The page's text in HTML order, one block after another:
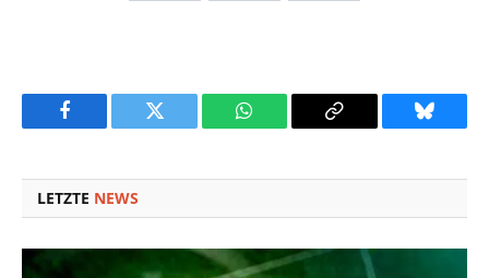
Facebook Twitter WhatsApp Copy
Bluesky
LETZTE NEWS